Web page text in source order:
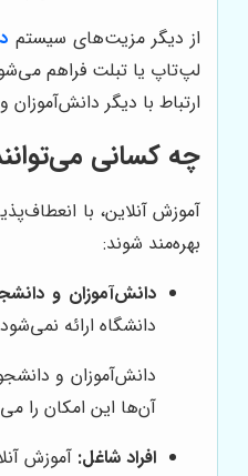
از دیگر مزیت‌های سیستم
لپ‌تاپ یا تبلت فراهم
ارتباط با دیگر دانش‌آموزان
چه کسانی
آموزش آنلاین، با
بهره‌مند شوند:
دانش‌آموزان و
دانشگاه ارائه
دانش‌آموزان و
آن‌ها این امکان را
افراد شاغل: آموزش